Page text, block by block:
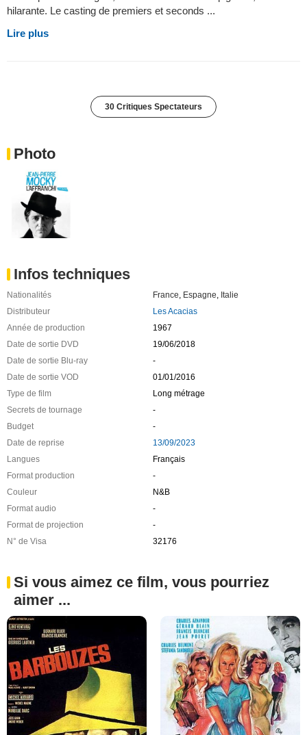
hilarante. Le casting de premiers et seconds ...
Lire plus
30 Critiques Spectateurs
Photo
Infos techniques
Nationalités France Espagne Italie
Distributeur
Les Acacias
Année de production
1967
Date de sortie DVD
19/06/2018
Date de sortie Blu-ray
-
Date de sortie VOD
01/01/2016
Type de film
Long métrage
Secrets de tournage
-
Budget
-
Date de reprise
13/09/2023
Langues
Français
Format production
-
Couleur
N&B
Format audio
-
Format de projection
-
N° de Visa
32176
Si vous aimez ce film, vous pourriez
aimer ...